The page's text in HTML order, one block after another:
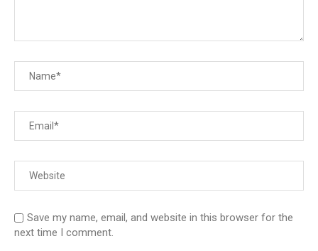
Save my name, email, and website in this browser for the
next time I comment.